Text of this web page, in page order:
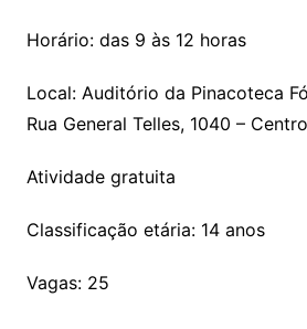
Horário: das 9 às 12 horas
Local: Auditório da Pinacoteca
Rua General Telles, 1040 – Centro
Atividade gratuita
Classificação etária: 14 anos
Vagas: 25